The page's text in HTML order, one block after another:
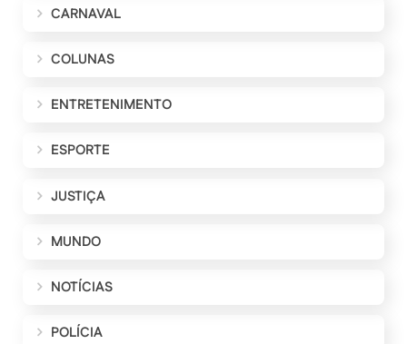
CARNAVAL
COLUNAS
ENTRETENIMENTO
ESPORTE
JUSTIÇA
MUNDO
NOTÍCIAS
POLÍCIA